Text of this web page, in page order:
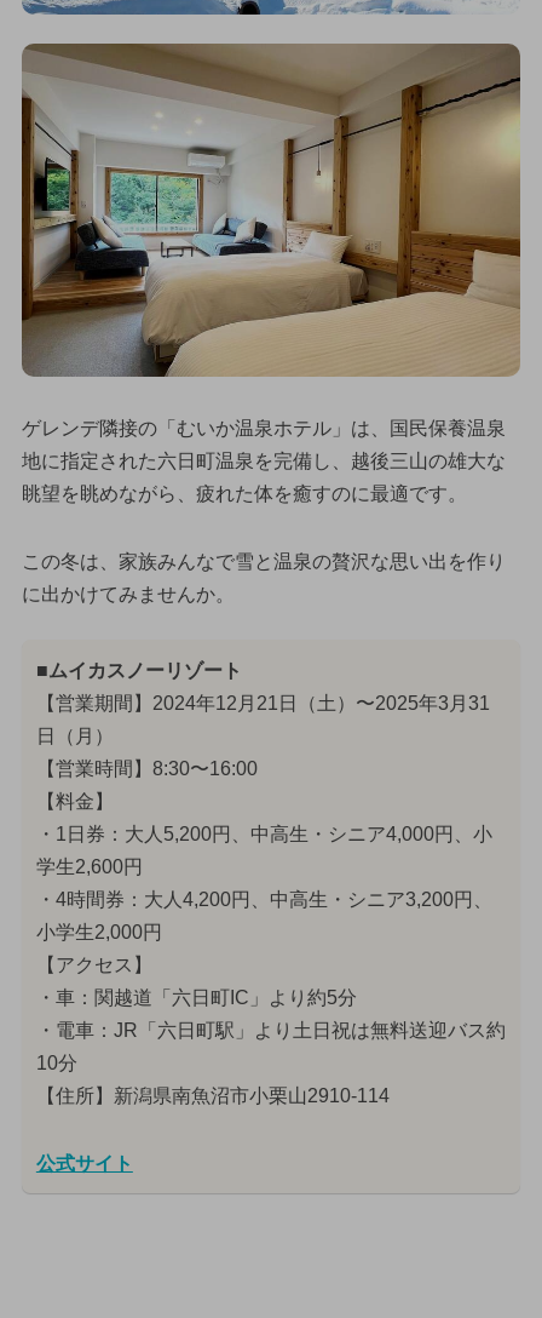
ゲレンデ隣接の「むいか温泉ホテル」は、国民保養温泉
地に指定された六日町温泉を完備し、越後三山の雄大な
眺望を眺めながら、疲れた体を癒すのに最適です。
この冬は、家族みんなで雪と温泉の贅沢な思い出を作り
に出かけてみませんか。
■ムイカスノーリゾート
【営業期間】2024年12月21日（土）〜2025年3月31
日（月）
【営業時間】8:30〜16:00
【料金】
・1日券：大人5,200円、中高生・シニア4,000円、小
学生2,600円
・4時間券：大人4,200円、中高生・シニア3,200円、
小学生2,000円
【アクセス】
・車：関越道「六日町IC」より約5分
・電車：JR「六日町駅」より土日祝は無料送迎バス約
10分
【住所】新潟県南魚沼市小栗山2910-114
公式サイト